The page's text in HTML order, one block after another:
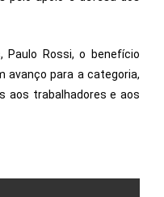
Paulo Rossi, o benefício
avanço para a categoria,
aos trabalhadores e aos